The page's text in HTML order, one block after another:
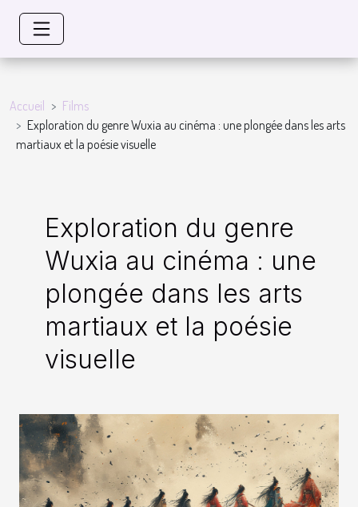
Accueil
Films
Exploration du genre Wuxia au cinéma : une plongée dans les arts
martiaux et la poésie visuelle
Exploration du genre
Wuxia au cinéma : une
plongée dans les arts
martiaux et la poésie
visuelle